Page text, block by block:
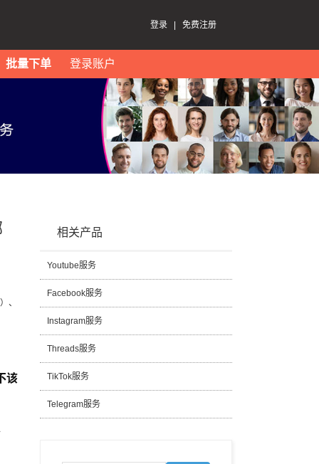
登录 免费注册
批量下单 登录账户
、
该
相关产品
Youtube服务
Facebook服务
Instagram服务
Threads服务
TikTok服务
Telegram服务